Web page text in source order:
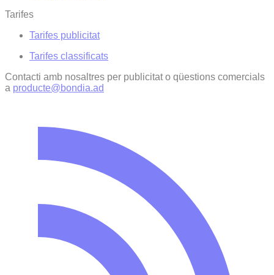
Tarifes
Tarifes publicitat
Tarifes classificats
Contacti amb nosaltres per publicitat o qüestions comercials
a producte@bondia.ad